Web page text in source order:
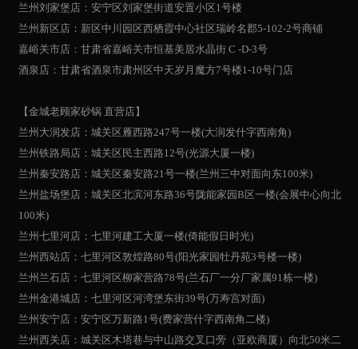
兰州刘家堡店：安宁区刘家堡街道安置小区1号楼
兰州新区店：新区中川园区西栖霞中心社区瑞岭名郡5-102-2号商铺
嘉峪关市店：甘肃省嘉峪关市恒基美居水晶街 C -D-3号
酒泉店：甘肃省酒泉市肃州区中天岁月魔方7号楼1-10号门店
【金城老顾家砂锅 直营店】
兰州大润发店：城关区雁西路247号一楼(大润发什字西南角)
兰州铁路局店：城关区民主西路12号(光源大厦一楼)
兰州秦安路店：城关区秦安路21号一楼(兰州三中对面向东100米)
兰州盐场堡店：城关区北滨河东路36号陇能家园B区一楼(会展中心向北
100米)
兰州七里河店：七里河建工大厦一楼(倚能假日时光)
兰州西站店：七里河区敦煌路80号(阳光家园牡丹苑3号楼一楼)
兰州兰石店：七里河区柳家营路78号(兰石厂一分厂家属91栋一楼)
兰州金港城店：七里河区河湾堡东街39号(万寿宫对面)
兰州安宁店：安宁区万新路1号(费家营什字西南角二楼)
兰州西关店：城关区木塔巷与中山路交叉口旁（亚欧商厦）向北50米二